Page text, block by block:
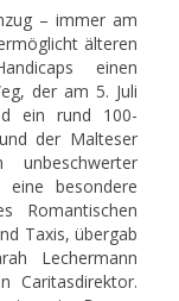
– immer am
älteren
einen
der am 5. Juli
ein rund 100-
der Malteser
besondere
Romantischen
Taxis, übergab
Lechermann
Caritasdirektor.